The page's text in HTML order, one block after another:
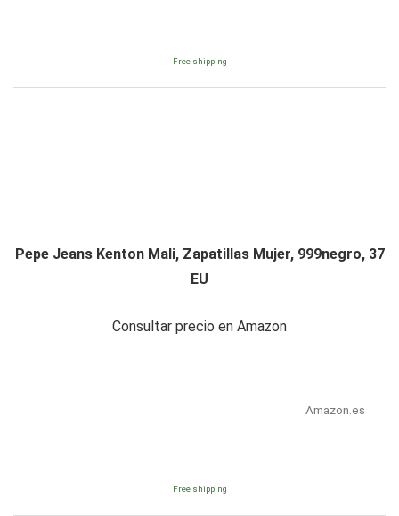
Free shipping
Pepe Jeans Kenton Mali, Zapatillas Mujer, 999negro, 37
EU
Consultar precio en Amazon
Amazon.es
Free shipping